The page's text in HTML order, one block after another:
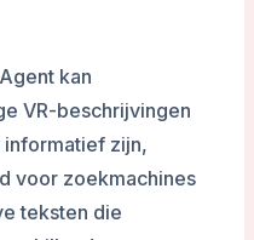
kan
VR-beschrijvingen
zijn,
voor zoekmachines
teksten die